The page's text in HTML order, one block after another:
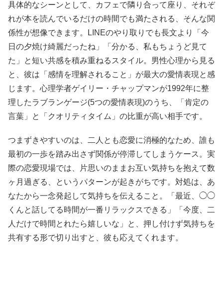
具体的なシーンとして、カフェで隣り合って座り、それぞ
れが本を読んでいるだけの時間でも満たされる、そんな関
係性が想像できます。LINEのやり取りでも長文より「今
日の夕焼け綺麗だったね」「分かる、私もちょうど見て
た」と短い共感を積み重ねるスタイル。男性心理から見る
と、彼は「感情を理解されること」が最大の愛情表現と感
じます。心理学者ゲイリー・チャップマンが1992年に整
理したラブランゲージ(5つの愛情表現)のうち、「肯定の
言葉」と「クオリティタイム」の比重が高い相手です。
つまずきやすいのは、二人とも恋愛に消極的なため、誰も
最初の一歩を踏み出さず関係が停滞してしまうケース。実
際の恋愛現場では、片思いのままお互い気持ちを抱えて数
ヶ月過ぎる、というパターンが起きがちです。対処は、あ
なたから一念発起して気持ちを伝えること。「最近、◯◯
くんと話してる時間が一番リラックスできる」「今度、二
人だけで時間とれたら嬉しいな」と、押し付けず気持ちを
共有する形で切り出すと、彼も応えてくれます。